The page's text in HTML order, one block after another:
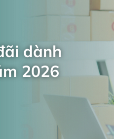
dành
2026